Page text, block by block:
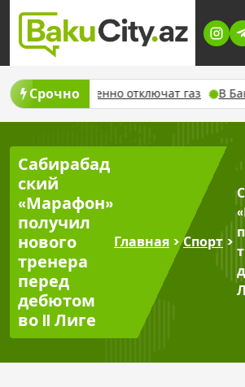
Skip
content
Срочно
временно отключат газ В Баку из-за
Сабирабад
ский
«Марафон»
получил
нового
тренера
перед
дебютом
во II Лиге
Главная >Спорт >